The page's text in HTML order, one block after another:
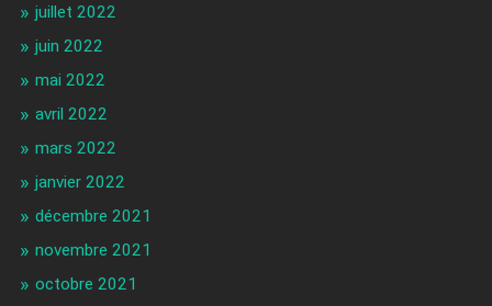
juillet 2022
juin 2022
mai 2022
avril 2022
mars 2022
janvier 2022
décembre 2021
novembre 2021
octobre 2021